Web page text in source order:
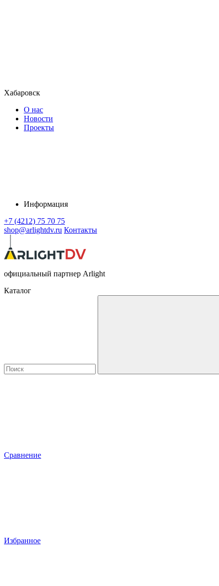
Хабаровск
О нас
Новости
Проекты
Информация
+7 (4212) 75 70 75
shop@arlightdv.ru Контакты
официальный партнер Arlight
Каталог
Сравнение
Избранное